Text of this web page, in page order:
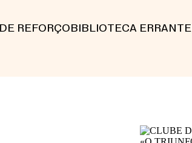
REFORÇOBIBLIOTECA ERRANTE